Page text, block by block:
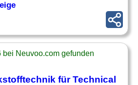
bei Neuvoo.com gefunden
für Technical